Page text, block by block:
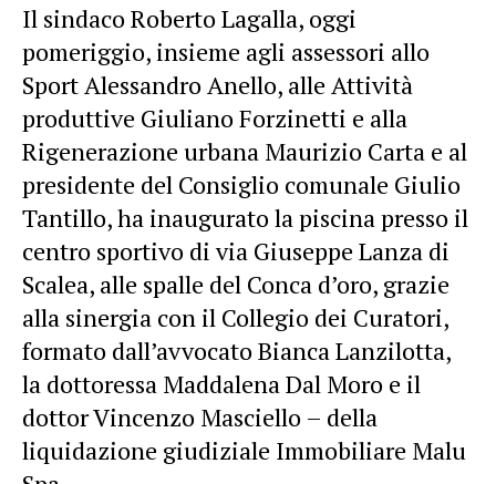
Il sindaco Roberto Lagalla, oggi
pomeriggio, insieme agli assessori allo
Sport Alessandro Anello, alle Attività
produttive Giuliano Forzinetti e alla
Rigenerazione urbana Maurizio Carta e al
presidente del Consiglio comunale Giulio
Tantillo, ha inaugurato la piscina presso il
centro sportivo di via Giuseppe Lanza di
Scalea, alle spalle del Conca d’oro, grazie
alla sinergia con il Collegio dei Curatori,
formato dall’avvocato Bianca Lanzilotta,
la dottoressa Maddalena Dal Moro e il
dottor Vincenzo Masciello – della
liquidazione giudiziale Immobiliare Malu